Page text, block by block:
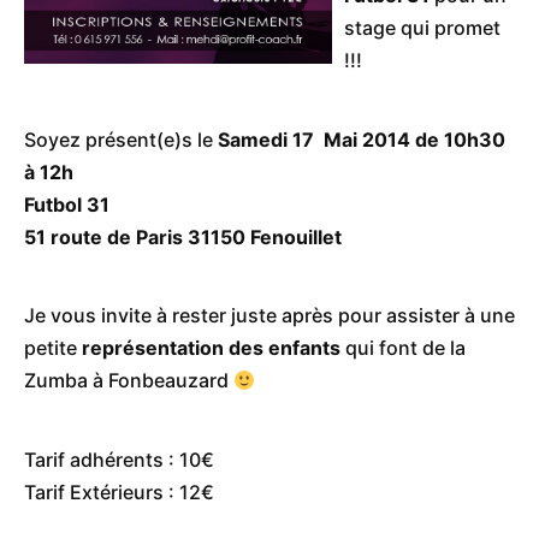
stage qui promet
!!!
Soyez présent(e)s le Samedi 17 Mai 2014 de 10h30
à 12h
Futbol 31
51 route de Paris 31150 Fenouillet
Je vous invite à rester juste après pour assister à une
petite représentation des enfants qui font de la
Zumba à Fonbeauzard
Tarif adhérents : 10€
Tarif Extérieurs : 12€